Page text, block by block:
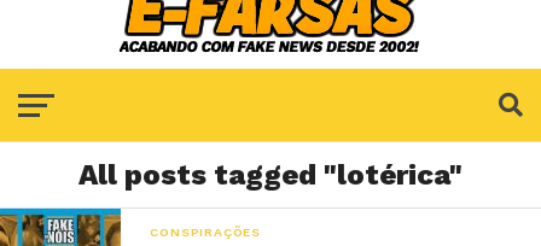
All posts tagged "lotérica"
CONSPIRAÇÕES